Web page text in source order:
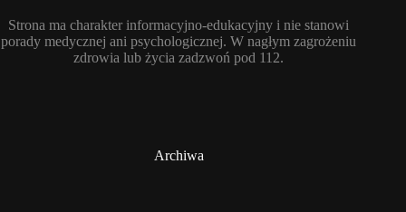
Strona ma charakter informacyjno-edukacyjny i nie stanowi
porady medycznej ani psychologicznej. W nagłym zagrożeniu
zdrowia lub życia zadzwoń pod 112.
Archiwa